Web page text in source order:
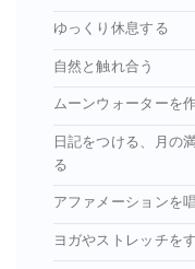
ゆっくり休息する
自然と触れ合う
ムーンウォーターを
日記をつける、月の
る
アファメーションを
ヨガやストレッチを